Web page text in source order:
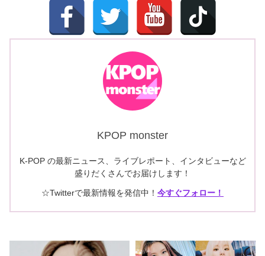
KPOP monster
K-POP の最新ニュース、ライブレポート、インタビューなど
盛りだくさんでお届けします！
☆Twitterで最新情報を発信中！ 今すぐフォロー！